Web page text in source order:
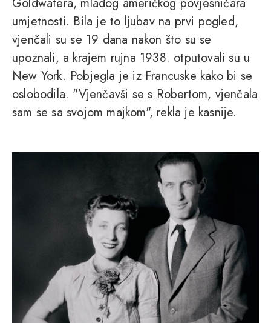
Goldwatera, mladog američkog povjesničara
umjetnosti. Bila je to ljubav na prvi pogled,
vjenčali su se 19 dana nakon što su se
upoznali, a krajem rujna 1938. otputovali su u
New York. Pobjegla je iz Francuske kako bi se
oslobodila. "Vjenčavši se s Robertom, vjenčala
sam se sa svojom majkom", rekla je kasnije.